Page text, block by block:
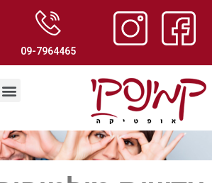
09-7964465